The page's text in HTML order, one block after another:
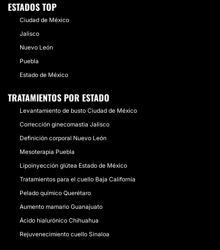
ESTADOS TOP
Ciudad de México
Jalisco
Nuevo León
Puebla
Estado de México
TRATAMIENTOS POR ESTADO
Levantamiento de busto Ciudad de México
Corrección ginecomastia Jalisco
Definición corporal Nuevo León
Mesoterapia Puebla
Lipoinyección glútea Estado de México
Tratamientos para el cuello Baja California
Pelado químico Querétaro
Aumento mamario Guanajuato
Ácido hialurónico Chihuahua
Rejuvenecimiento cuello Sinaloa